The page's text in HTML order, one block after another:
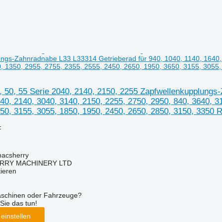
Zahnradnabe L33 L33314 Getrieberad für 940, 1040, 1140,
1350, 2955, 2755, 2355, 2555, 2450, 2650, 1950, 3650, 3155,
50, 55 Serie 2040, 2140, 2150, 2255
2140, 3040, 3140, 2150, 2255, 2750, 2950, 840, 3640,
3155, 3055, 1850, 1950, 2450, 2650, 2850, 3150, 3350
MACHINERY LTD
oder Fahrzeuge?
das tun!